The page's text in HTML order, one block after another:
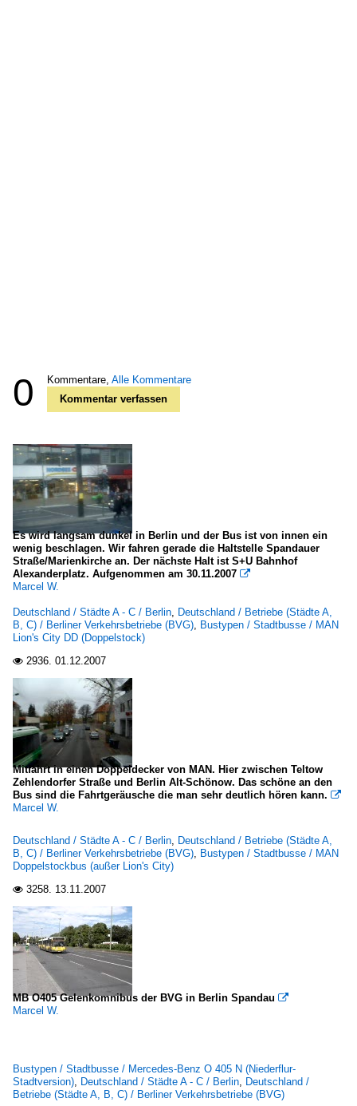
0 Kommentare, Alle Kommentare
Kommentar verfassen
Es wird langsam dunkel in Berlin und der Bus ist von innen ein
wenig beschlagen. Wir fahren gerade die Haltstelle Spandauer
Straße/Marienkirche an. Der nächste Halt ist S+U Bahnhof
Alexanderplatz. Aufgenommen am 30.11.2007 
Marcel W.
Deutschland / Städte A - C / Berlin, Deutschland / Betriebe (Städte A,
B, C) / Berliner Verkehrsbetriebe (BVG), Bustypen / Stadtbusse / MAN
Lion's City DD (Doppelstock)
 2936. 01.12.2007
Mitfahrt in einen Doppeldecker von MAN. Hier zwischen Teltow
Zehlendorfer Straße und Berlin Alt-Schönow. Das schöne an den
Bus sind die Fahrtgeräusche die man sehr deutlich hören kann. 
Marcel W.
Deutschland / Städte A - C / Berlin, Deutschland / Betriebe (Städte A,
B, C) / Berliner Verkehrsbetriebe (BVG), Bustypen / Stadtbusse / MAN
Doppelstockbus (außer Lion's City)
 3258. 13.11.2007
MB O405 Gelenkomnibus der BVG in Berlin Spandau 
Marcel W.
Bustypen / Stadtbusse / Mercedes-Benz O 405 N (Niederflur-
Stadtversion), Deutschland / Städte A - C / Berlin, Deutschland /
Betriebe (Städte A, B, C) / Berliner Verkehrsbetriebe (BVG)